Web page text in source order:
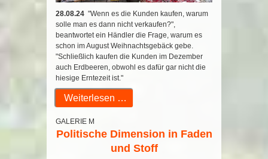
28.08.24 "Wenn es die Kunden kaufen, warum
solle man es dann nicht verkaufen?",
beantwortet ein Händler die Frage, warum es
schon im August Weihnachtsgebäck gebe.
"Schließlich kaufen die Kunden im Dezember
auch Erdbeeren, obwohl es dafür gar nicht die
hiesige Erntezeit ist."
Weiterlesen …
GALERIE M
Politische Dimension in Faden
und Stoff